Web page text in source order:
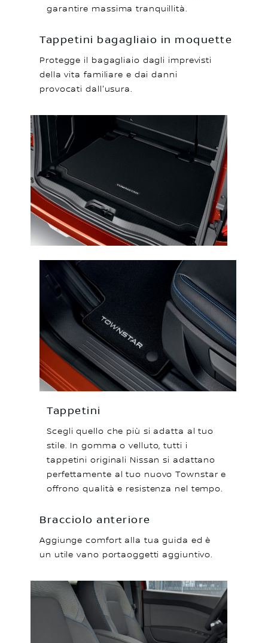
garantire massima tranquillità.
Tappetini bagagliaio in moquette
Protegge il bagagliaio dagli imprevisti
della vita familiare e dai danni
provocati dall'usura.
Tappetini
Scegli quello che più si adatta al tuo
stile. In gomma o velluto, tutti i
tappetini originali Nissan si adattano
perfettamente al tuo nuovo Townstar e
offrono qualità e resistenza nel tempo.
Bracciolo anteriore
Aggiunge comfort alla tua guida ed è
un utile vano portaoggetti aggiuntivo.